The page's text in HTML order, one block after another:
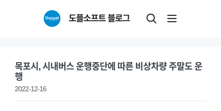
도플소프트 블로그
목포시, 시내버스 운행중단에 따른 비상차량 주말도 운
행
2022-12-16